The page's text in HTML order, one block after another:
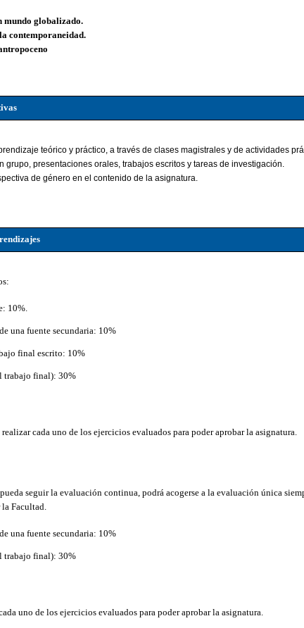
mundo globalizado.
contemporaneidad.
teórico y práctico, a través de clases magistrales y de actividades
grupo, presentaciones orales, trabajos escritos y tareas de investigación.
de género en el contenido de la asignatura.
10%.
una fuente secundaria: 10%
final escrito: 10%
trabajo final): 30%
cada uno de los ejercicios evaluados para poder aprobar la asignatura.
seguir la evaluación continua, podrá acogerse a la evaluación única
Facultad.
una fuente secundaria: 10%
trabajo final): 30%
uno de los ejercicios evaluados para poder aprobar la asignatura.